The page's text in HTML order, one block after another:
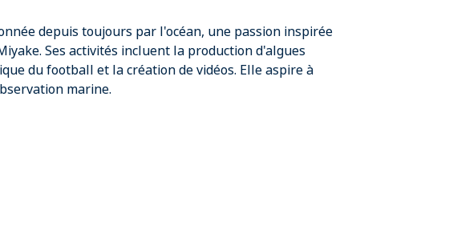
depuis toujours par l'océan, une passion inspirée
Ses activités incluent la production d'algues
du football et la création de vidéos. Elle aspire à
marine.